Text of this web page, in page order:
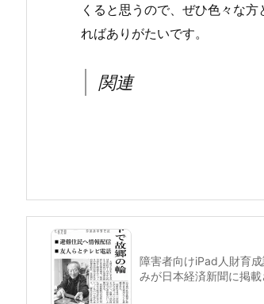
くると思うので、ぜひ色々な
ればありがたいです。
関連
障害者向けiPad人財育
みが日本経済新聞に掲載